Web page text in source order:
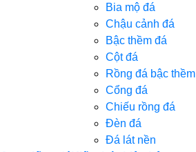
Bia mộ đá
Chậu cảnh đá
Bậc thềm đá
Cột đá
Rồng đá bậc thềm
Cổng đá
Chiếu rồng đá
Đèn đá
Đá lát nền